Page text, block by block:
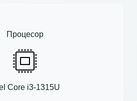
Процесор
Core i3-1315U